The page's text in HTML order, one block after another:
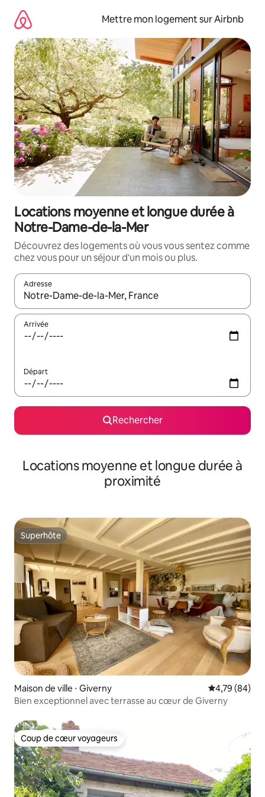
directement
contenu
Mettre mon logement sur Airbnb
Locations moyenne et longue durée à
Notre-Dame-de-la-Mer
Découvrez des logements où vous vous sentez comme
chez vous pour un séjour d'un mois ou plus.
Adresse
Lorsque les résultats s'affichent, utilisez les flèches vers le
Arrivée
Départ
Rechercher
Locations moyenne et longue durée à
proximité
Superhôte
Superhôte
Maison de ville ⋅ Giverny Évaluation
4,79 (84)
Bien exceptionnel avec terrasse au cœur de Giverny
Coup de cœur voyageurs
Coup de cœur voyageurs